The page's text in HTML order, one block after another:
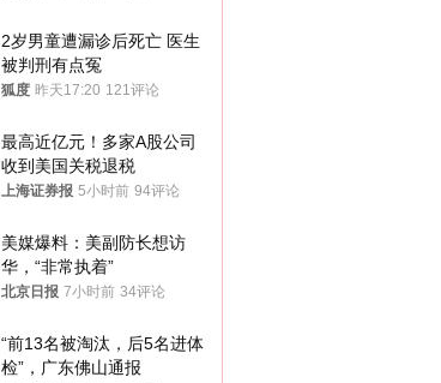
2岁男童遭漏诊后死亡 医生
被判刑有点冤
狐度 昨天17:20 121评论
最高近亿元！多家A股公司
收到美国关税退税
上海证券报 5小时前 94评论
美媒爆料：美副防长想访
华，“非常执着”
北京日报 7小时前 34评论
“前13名被淘汰，后5名进体
检”，广东佛山通报